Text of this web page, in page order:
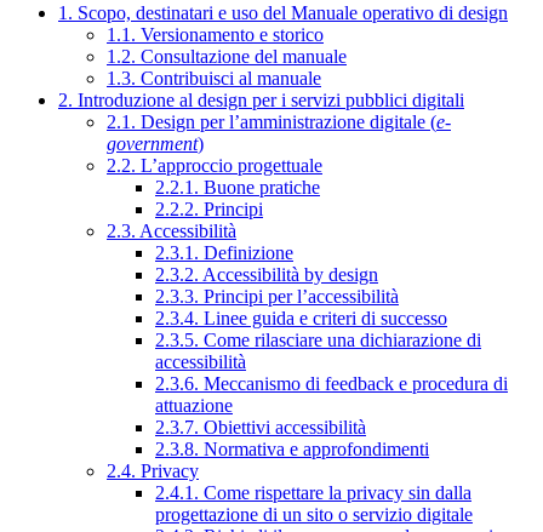
1. Scopo, destinatari e uso del Manuale operativo di design
1.1. Versionamento e storico
1.2. Consultazione del manuale
1.3. Contribuisci al manuale
2. Introduzione al design per i servizi pubblici digitali
2.1. Design per l’amministrazione digitale (e-
government)
2.2. L’approccio progettuale
2.2.1. Buone pratiche
2.2.2. Principi
2.3. Accessibilità
2.3.1. Definizione
2.3.2. Accessibilità by design
2.3.3. Principi per l’accessibilità
2.3.4. Linee guida e criteri di successo
2.3.5. Come rilasciare una dichiarazione di
accessibilità
2.3.6. Meccanismo di feedback e procedura di
attuazione
2.3.7. Obiettivi accessibilità
2.3.8. Normativa e approfondimenti
2.4. Privacy
2.4.1. Come rispettare la privacy sin dalla
progettazione di un sito o servizio digitale